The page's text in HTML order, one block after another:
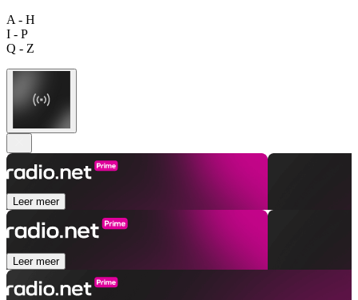
A - H
I - P
Q - Z
Leer meer
Leer meer